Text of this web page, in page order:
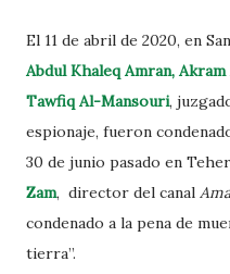
El 11 de abril de 2020, en
Abdul Khaleq Amran,
Tawfiq Al-Mansouri,
espionaje, fueron
30 de junio pasado en
Zam, director del canal
condenado a la pena de
tierra”.